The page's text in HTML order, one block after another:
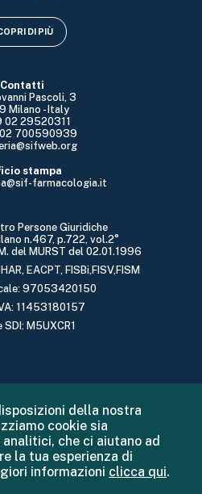
Contatti
Pascoli, 3
Milano - Italy
02 29520311
700590939
stampa
farmacologia.it
Persone Giuridiche
n.467, p.722, vol.2°
del MURST del 02.01.1996
EACPT, FISBi,FISV,FISM
97053420150
11453180157
SDI: M5UXCR1
DI PIÙ
della nostra
cookie sia
che ci aiutano ad
la tua esperienza di
informazioni clicca qui.